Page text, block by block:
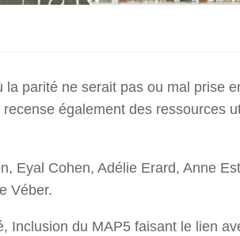
parité ne serait pas ou mal prise
également des ressources
Eyal Cohen, Adélie Erard, Anne
Véber.
du MAP5 faisant le lien